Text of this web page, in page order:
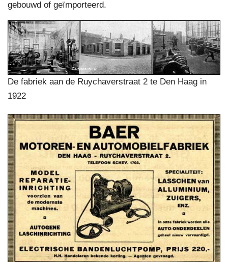
gebouwd of geïmporteerd.
De fabriek aan de Ruychaverstraat 2 te Den Haag in
1922